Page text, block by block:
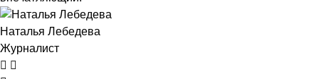
Наталья Лебедева
Журналист